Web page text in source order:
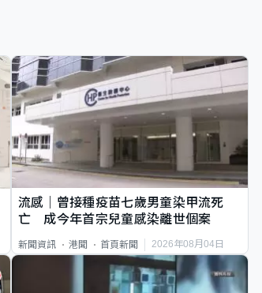
流感｜曾接種疫苗七歲男童染甲流死
亡 成今年首宗兒童感染離世個案
新聞資訊 港聞 首頁新聞 2026年08月04日